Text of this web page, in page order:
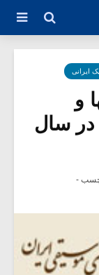
ایرانی
و
در سال